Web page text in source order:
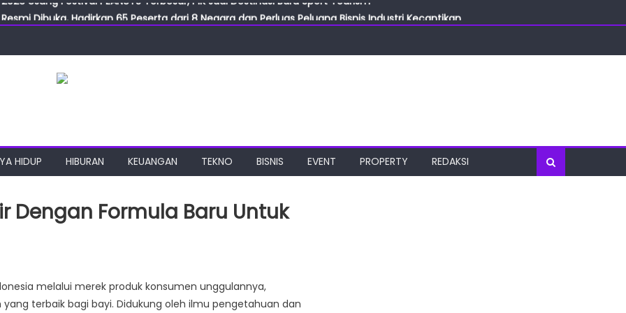
Dibuka, Hadirkan 65 Peserta dari 8 Negara dan Perluas Peluang Bisnis Industri Kecantikan
Usung Festival PEANUTS Terbesar, PIK Jadi Destinasi Baru Sport Tourism
HIDUP HIBURAN KEUANGAN TEKNO BISNIS EVENT PROPERTY REDAKSI
Dengan Formula Baru Untuk
melalui merek produk konsumen unggulannya,
yang terbaik bagi bayi. Didukung oleh ilmu pengetahuan dan